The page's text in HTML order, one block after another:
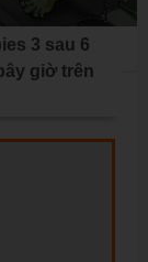
3 sau 6
giờ trên